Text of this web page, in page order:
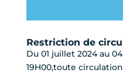
Restriction de
Du 01 juillet 2024 au
19H00,toute